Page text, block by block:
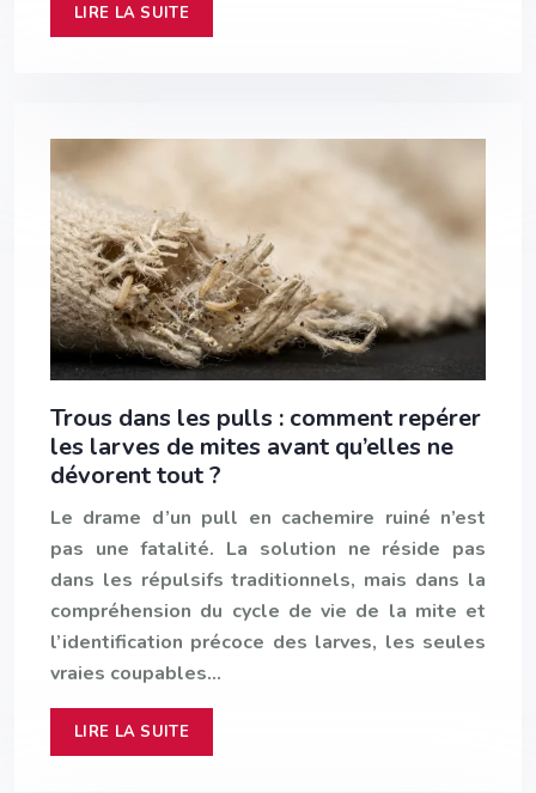
LIRE LA SUITE
Trous dans les pulls : comment repérer
les larves de mites avant qu’elles ne
dévorent tout ?
Le drame d’un pull en cachemire ruiné n’est
pas une fatalité. La solution ne réside pas
dans les répulsifs traditionnels, mais dans la
compréhension du cycle de vie de la mite et
l’identification précoce des larves, les seules
vraies coupables…
LIRE LA SUITE